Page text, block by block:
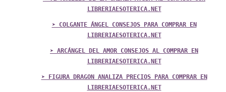
LIBRERIAESOTERICA.NET
➤ COLGANTE ÁNGEL CONSEJOS PARA COMPRAR EN
LIBRERIAESOTERICA.NET
➤ ARCÁNGEL DEL AMOR CONSEJOS AL COMPRAR EN
LIBRERIAESOTERICA.NET
➤ FIGURA DRAGON ANALIZA PRECIOS PARA COMPRAR EN
LIBRERIAESOTERICA.NET